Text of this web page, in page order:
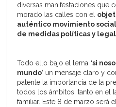
diversas manifestaciones que
morado las calles con el
auténtico movimiento
de medidas políticas y
Todo ello bajo el lema ‘si
mundo’ un mensaje claro y
patente la importancia de la
todos los ámbitos, tanto en el
familiar. Este 8 de marzo será